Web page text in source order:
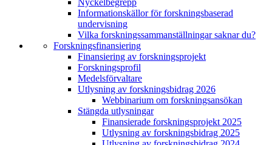
Nyckelbegrepp
Informationskällor för forskningsbaserad
undervisning
Vilka forskningssammanställningar saknar du?
Forskningsfinansiering
Finansiering av forskningsprojekt
Forskningsprofil
Medelsförvaltare
Utlysning av forskningsbidrag 2026
Webbinarium om forskningsansökan
Stängda utlysningar
Finansierade forskningsprojekt 2025
Utlysning av forskningsbidrag 2025